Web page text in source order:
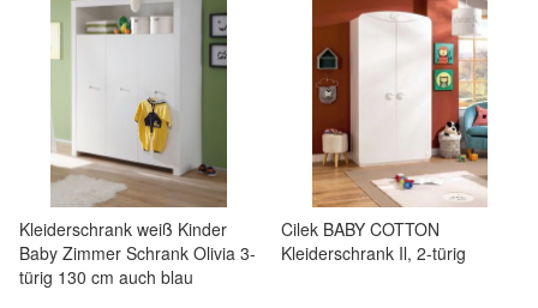
Kleiderschrank weiß Kinder
Baby Zimmer Schrank Olivia 3-
türig 130 cm auch blau
Cilek BABY COTTON
Kleiderschrank Il, 2-türig